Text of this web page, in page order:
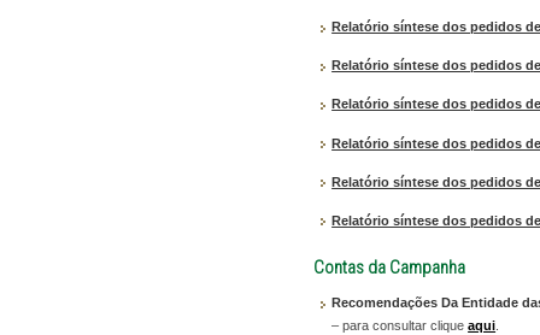
Relatório síntese dos pedidos
Relatório síntese dos pedidos
Relatório síntese dos pedidos
Relatório síntese dos pedidos
Relatório síntese dos pedidos
Relatório síntese dos pedidos
Contas da Campanha
Recomendações Da Entidade
– para consultar cliqueaqui